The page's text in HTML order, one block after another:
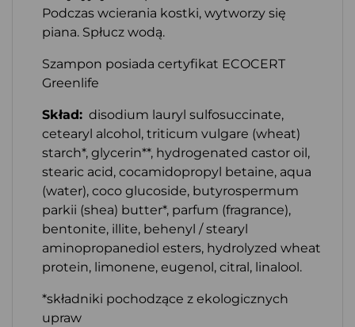
Podczas wcierania kostki, wytworzy się
piana. Spłucz wodą.
Szampon posiada certyfikat ECOCERT
Greenlife
Skład: disodium lauryl sulfosuccinate,
cetearyl alcohol, triticum vulgare (wheat)
starch*, glycerin**, hydrogenated castor oil,
stearic acid, cocamidopropyl betaine, aqua
(water), coco glucoside, butyrospermum
parkii (shea) butter*, parfum (fragrance),
bentonite, illite, behenyl / stearyl
aminopropanediol esters, hydrolyzed wheat
protein, limonene, eugenol, citral, linalool.
*składniki pochodzące z ekologicznych
upraw